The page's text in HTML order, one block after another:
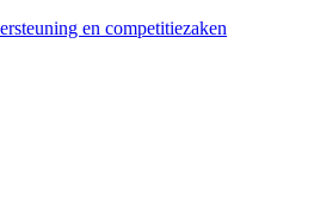
en competitiezaken